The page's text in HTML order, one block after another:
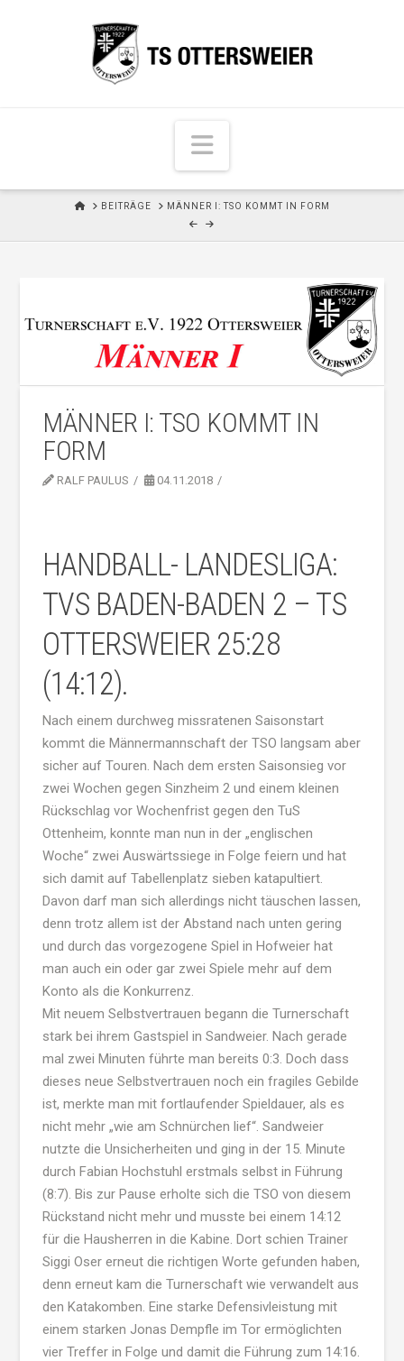
N
a
v
i
g
i
o
n
H
E
BEITRÄGE MÄNNER I: TSO KOMMT IN FORM
MÄNNER I: TSO KOMMT IN
FORM
RALF PAULUS 04.11.2018
HANDBALL- LANDESLIGA:
TVS BADEN-BADEN 2 – TS
OTTERSWEIER 25:28
(14:12).
Nach einem durchweg missratenen Saisonstart
kommt die Männermannschaft der TSO langsam aber
sicher auf Touren. Nach dem ersten Saisonsieg vor
zwei Wochen gegen Sinzheim 2 und einem kleinen
Rückschlag vor Wochenfrist gegen den TuS
Ottenheim, konnte man nun in der „englischen
Woche“ zwei Auswärtssiege in Folge feiern und hat
sich damit auf Tabellenplatz sieben katapultiert.
Davon darf man sich allerdings nicht täuschen lassen,
denn trotz allem ist der Abstand nach unten gering
und durch das vorgezogene Spiel in Hofweier hat
man auch ein oder gar zwei Spiele mehr auf dem
Konto als die Konkurrenz.
Mit neuem Selbstvertrauen begann die Turnerschaft
stark bei ihrem Gastspiel in Sandweier. Nach gerade
mal zwei Minuten führte man bereits 0:3. Doch dass
dieses neue Selbstvertrauen noch ein fragiles Gebilde
ist, merkte man mit fortlaufender Spieldauer, als es
nicht mehr „wie am Schnürchen lief“. Sandweier
nutzte die Unsicherheiten und ging in der 15. Minute
durch Fabian Hochstuhl erstmals selbst in Führung
(8:7). Bis zur Pause erholte sich die TSO von diesem
Rückstand nicht mehr und musste bei einem 14:12
für die Hausherren in die Kabine. Dort schien Trainer
Siggi Oser erneut die richtigen Worte gefunden haben,
denn erneut kam die Turnerschaft wie verwandelt aus
den Katakomben. Eine starke Defensivleistung mit
einem starken Jonas Dempfle im Tor ermöglichten
vier Treffer in Folge und damit die Führung zum 14:16.